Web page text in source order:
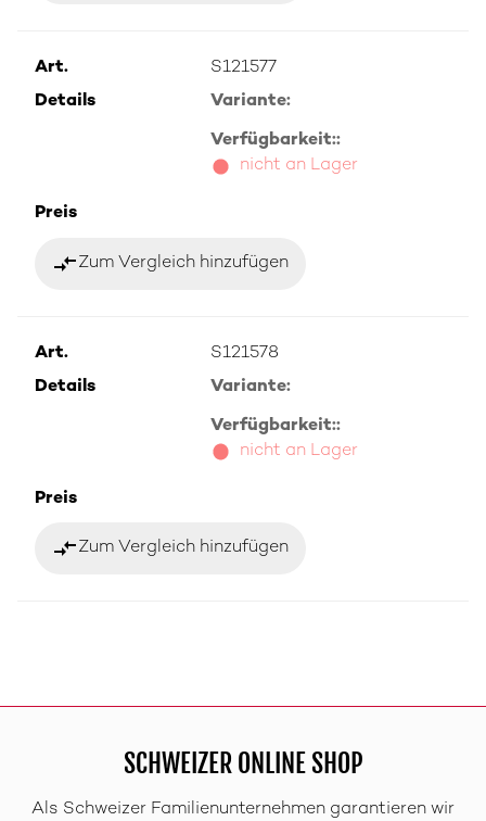
Art.
S121577
Details
Variante:
Verfügbarkeit::
nicht an Lager
Preis
compare_arrowsZum Vergleich hinzufügen
Art.
S121578
Details
Variante:
Verfügbarkeit::
nicht an Lager
Preis
compare_arrowsZum Vergleich hinzufügen
SCHWEIZER ONLINE SHOP
Als Schweizer Familienunternehmen garantieren wir